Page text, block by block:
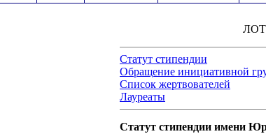
Cтатут стипендии
Обращение инициативной
Список жертвователей
Лауреаты
Статут стипендии имени